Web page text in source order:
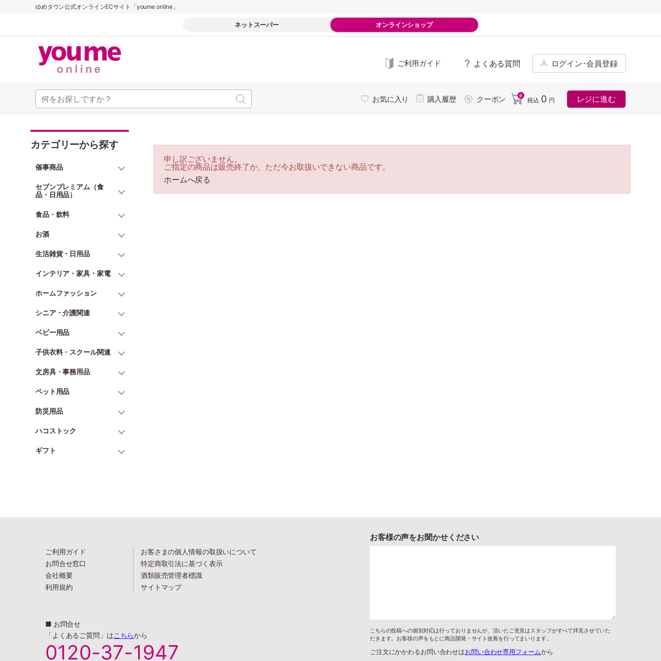
ゆめタウン公式オンラインECサイト「youme online」
ネットスーパー オンラインショップ
ご利用ガイド よくある質問 ログイン･会員登録
お気に入り 購入履歴 クーポン 0
税込 0 円 レジに進む
カテゴリーから探す
催事商品
セブンプレミアム（食
品・日用品）
食品・飲料
お酒
生活雑貨・日用品
インテリア・家具・家電
ホームファッション
シニア・介護関連
ベビー用品
子供衣料・スクール関連
文房具・事務用品
ペット用品
防災用品
ハコストック
ギフト
申し訳ございません。
ご指定の商品は販売終了か、ただ今お取扱いできない商品です。
ホームへ戻る
ご利用ガイド
お問合せ窓口
会社概要
利用規約
お客さまの個人情報の取扱いについて
特定商取引法に基づく表示
酒類販売管理者標識
サイトマップ
■ お問合せ
「よくあるご質問」はこちらから
0120-37-1947
お客様の声をお聞かせください
こちらの投稿への個別対応は行っておりませんが、頂いたご意見はスタッフがすべて拝見させていた
だきます。お客様の声をもとに商品開発・サイト改善を行ってまいります。
ご注文にかかわるお問い合わせはお問い合わせ専用フォームから